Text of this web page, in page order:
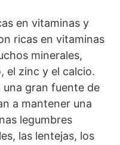
en vitaminas y
ricas en vitaminas
minerales,
el zinc y el calcio.
una gran fuente de
a mantener una
legumbres
las lentejas, los